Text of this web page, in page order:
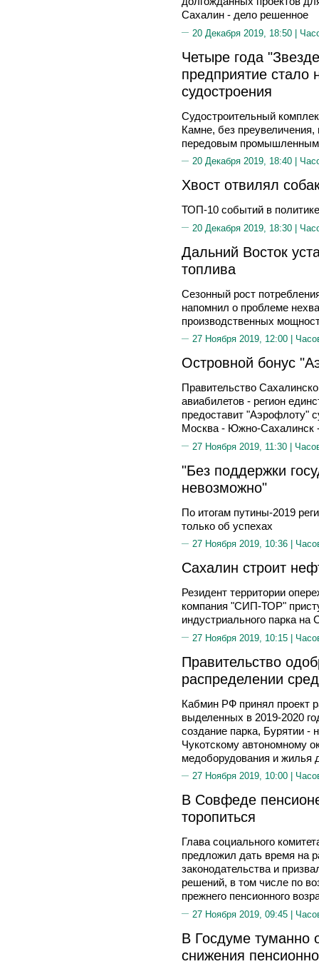
Сахалин - дело решенное
20 Декабря 2019, 18:50 |
Четыре года
предприятие стало
судостроения
Судостроительный
Камне, без
передовым промышленным
20 Декабря 2019, 18:40 |
Хвост отвилял
ТОП-10 событий в
20 Декабря 2019, 18:30 |
Дальний Восток
топлива
Сезонный рост
напомнил о проблеме
производственных
27 Ноября 2019, 12:00 |
Островной бонус
Правительство
авиабилетов - регион
предоставит "Аэрофлоту"
Москва - Южно-Сахалинск
27 Ноября 2019, 11:30 |
"Без поддержки
невозможно"
По итогам путины-2019
только об успехах
27 Ноября 2019, 10:36 |
Сахалин строит
Резидент территории
компания "СИП-ТОР"
индустриального парка на
27 Ноября 2019, 10:15 |
Правительство
распределении
Кабмин РФ принял проект
выделенных в 2019-2020
создание парка, Бурятии -
Чукотскому автономному
медоборудования и жилья
27 Ноября 2019, 10:00 |
В Совфеде
торопиться
Глава социального
предложил дать время на
законодательства и
решений, в том числе по
прежнего пенсионного
27 Ноября 2019, 09:45 |
В Госдуме туманно
снижения